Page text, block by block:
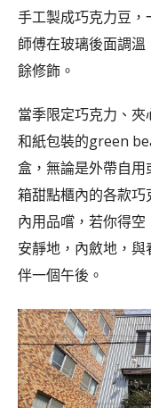
手工製成巧克力豆
師傅在玻璃後面調
餘修飾。
當季限定巧克力、
和紙包裝的green
盒，無論是外帶自
箱甜點櫃內的各款
內用品嚐，若你得空
安靜地，內斂地，
伴一個午後。